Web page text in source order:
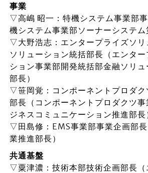
事業
▽高嶋 昭一：特機システム事業部
機システム事業部ソーナーシステム
▽大野浩志：エンタープライズソリ
ソリューション統括部長（エンタ
ション事業部開発統括部金融ソリ
部長）
▽笹岡覚：コンポーネントプロダ
部長（コンポーネントプロダクツ
ジネスコミュニケーション推進部長
▽田島修：EMS事業部事業企画部
業推進部長）
共通基盤
▽粟津濃：技術本部技術企画部長（